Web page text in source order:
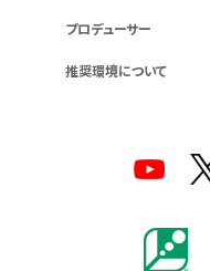
プロデューサー
推奨環境について